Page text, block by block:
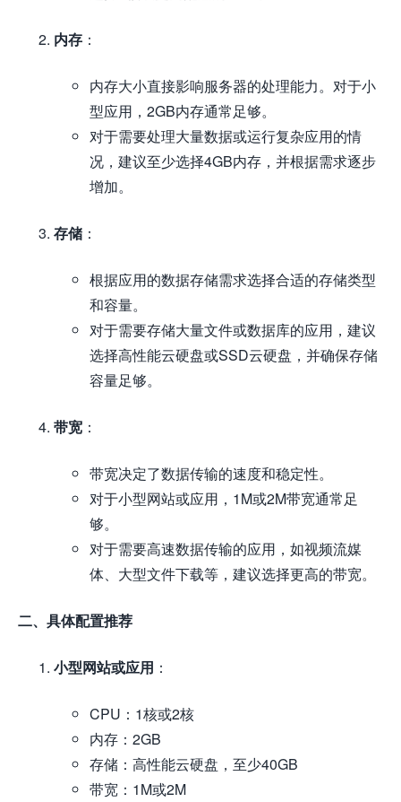
内存 ：
内存大小直接影响服务器的处理能力。对于小
型应用，2GB内存通常足够。
对于需要处理大量数据或运行复杂应用的情
况，建议至少选择4GB内存，并根据需求逐步
增加。
存储 ：
根据应用的数据存储需求选择合适的存储类型
和容量。
对于需要存储大量文件或数据库的应用，建议
选择高性能云硬盘或SSD云硬盘，并确保存储
容量足够。
带宽 ：
带宽决定了数据传输的速度和稳定性。
对于小型网站或应用，1M或2M带宽通常足
够。
对于需要高速数据传输的应用，如视频流媒
体、大型文件下载等，建议选择更高的带宽。
二、具体配置推荐
小型网站或应用 ：
CPU：1核或2核
内存：2GB
存储：高性能云硬盘，至少40GB
带宽：1M或2M